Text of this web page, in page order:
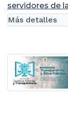
servidores de
Más detalles